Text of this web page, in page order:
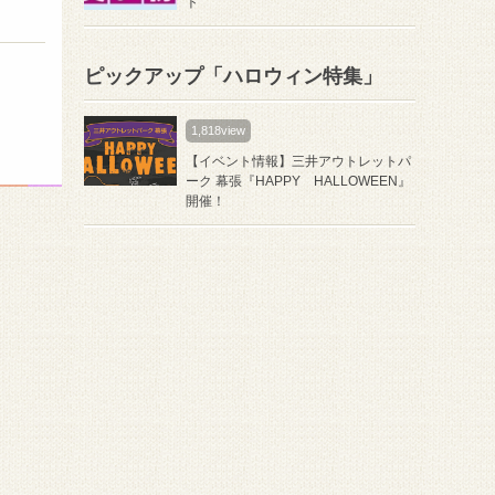
ピックアップ「ハロウィン特集」
1,818view
【イベント情報】三井アウトレットパ
ーク 幕張『HAPPY HALLOWEEN』
開催！